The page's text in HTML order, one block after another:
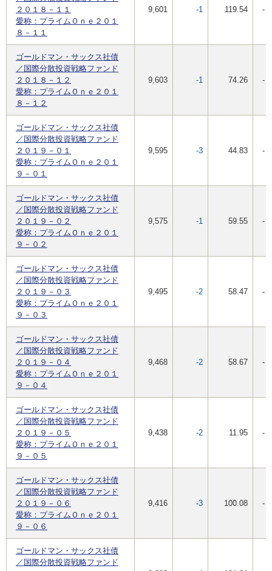
２０１８－１１
愛称：プライムＯｎｅ２０１
８－１１
9,601 -1 119.54 -
ゴールドマン・サックス社債
／国際分散投資戦略ファンド
２０１８－１２
愛称：プライムＯｎｅ２０１
８－１２
9,603 -1 74.26 -
ゴールドマン・サックス社債
／国際分散投資戦略ファンド
２０１９－０１
愛称：プライムＯｎｅ２０１
９－０１
9,595 -3 44.83 -
ゴールドマン・サックス社債
／国際分散投資戦略ファンド
２０１９－０２
愛称：プライムＯｎｅ２０１
９－０２
9,575 -1 59.55 -
ゴールドマン・サックス社債
／国際分散投資戦略ファンド
２０１９－０３
愛称：プライムＯｎｅ２０１
９－０３
9,495 -2 58.47 -
ゴールドマン・サックス社債
／国際分散投資戦略ファンド
２０１９－０４
愛称：プライムＯｎｅ２０１
９－０４
9,468 -2 58.67 -
ゴールドマン・サックス社債
／国際分散投資戦略ファンド
２０１９－０５
愛称：プライムＯｎｅ２０１
９－０５
9,438 -2 11.95 -
ゴールドマン・サックス社債
／国際分散投資戦略ファンド
２０１９－０６
愛称：プライムＯｎｅ２０１
９－０６
9,416 -3 100.08 -
ゴールドマン・サックス社債
／国際分散投資戦略ファンド